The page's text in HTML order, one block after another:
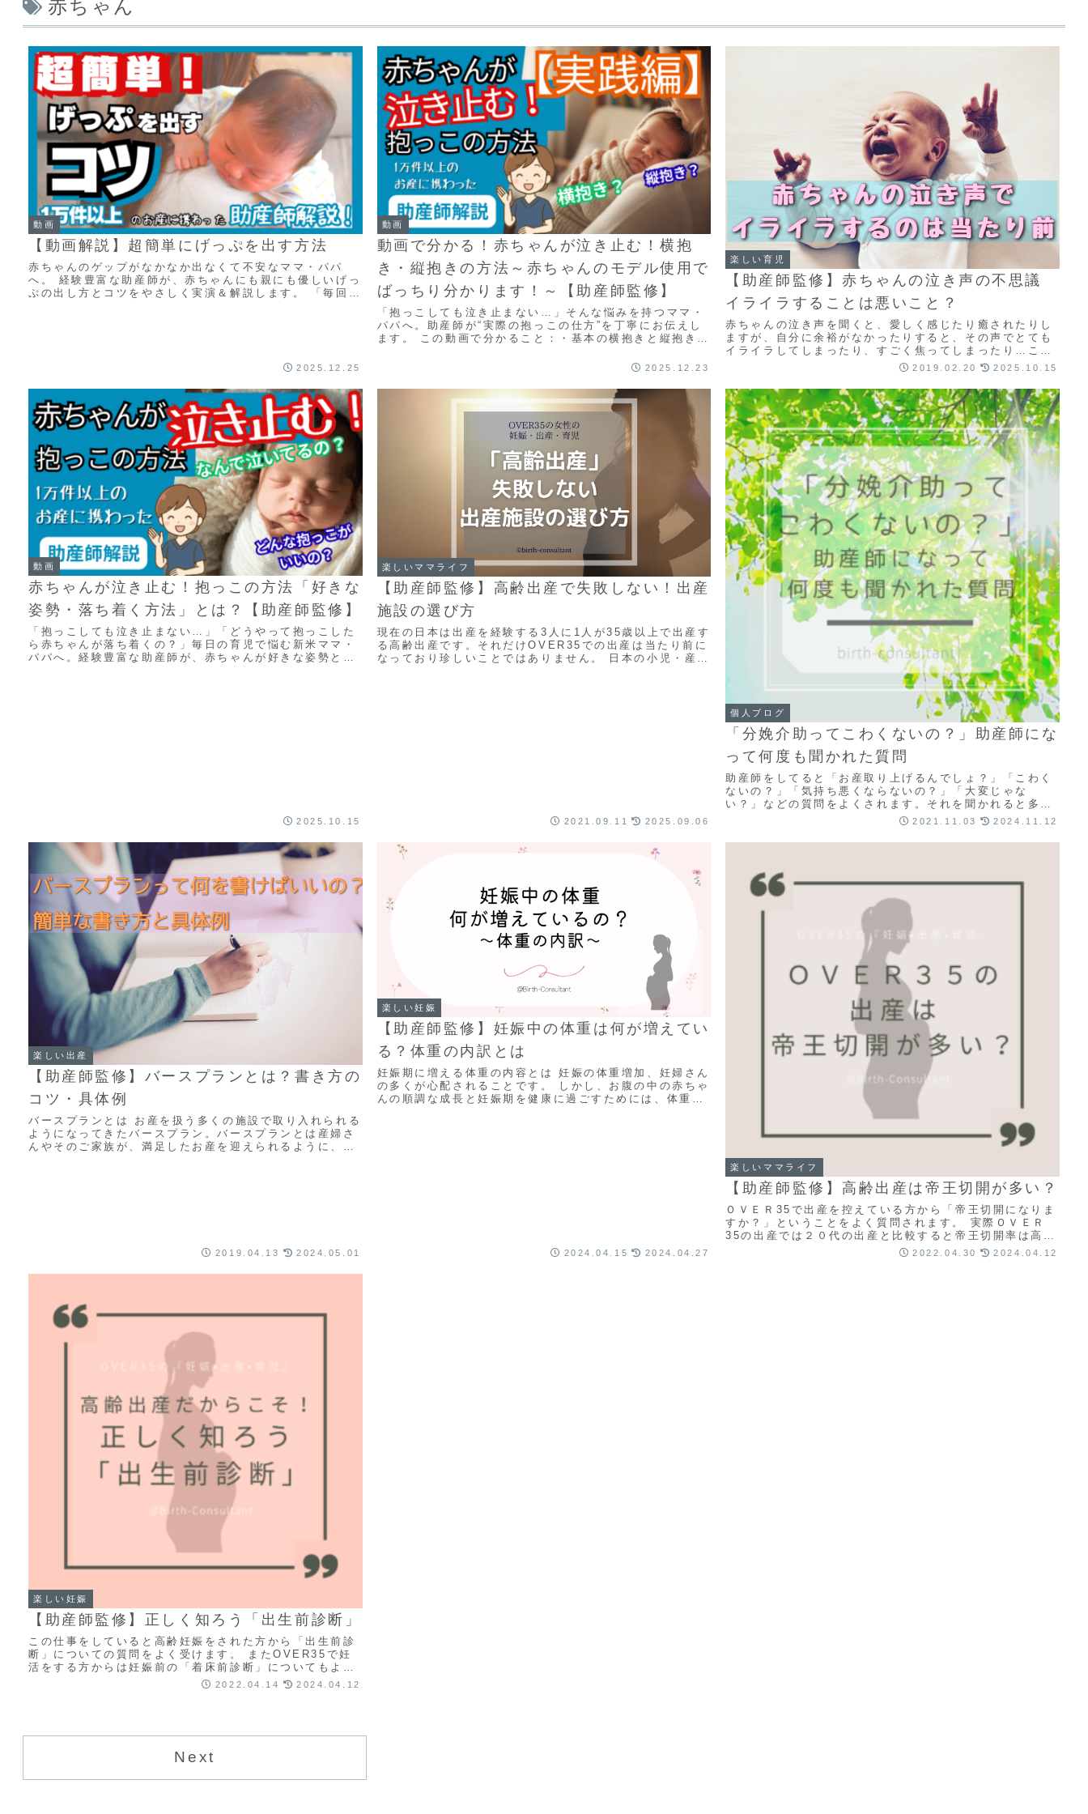
赤ちゃん
動画
【動画解説】超簡単にげっぷを出す方法
赤ちゃんのゲップがなかなか出なくて不安なママ・パパ
へ。 経験豊富な助産師が、赤ちゃんにも親にも優しいげっ
ぷの出し方とコツをやさしく実演＆解説します。 「毎回げ
2025.12.25
動画
動画で分かる！赤ちゃんが泣き止む！横抱
き・縦抱きの方法～赤ちゃんのモデル使用で
ばっちり分かります！～【助産師監修】
「抱っこしても泣き止まない…」そんな悩みを持つママ・
パパへ。助産師が“実際の抱っこの仕方”を丁寧にお伝えし
ます。 この動画で分かること：・基本の横抱きと縦抱きの
2025.12.23
楽しい育児
【助産師監修】赤ちゃんの泣き声の不思議
イライラすることは悪いこと？
赤ちゃんの泣き声を聞くと、愛しく感じたり癒されたりし
ますが、自分に余裕がなかったりすると、その声でとても
イライラしてしまったり、すごく焦ってしまったり…こん
なことありますよね。 子どもの泣き声、特に赤...
2019.02.20 2025.10.15
動画
赤ちゃんが泣き止む！抱っこの方法「好きな
姿勢・落ち着く方法」とは？【助産師監修】
「抱っこしても泣き止まない…」「どうやって抱っこした
ら赤ちゃんが落ち着くの？」毎日の育児で悩む新米ママ・
パパへ。経験豊富な助産師が、赤ちゃんが好きな姿勢と落
2025.10.15
楽しいママライフ
【助産師監修】高齢出産で失敗しない！出産
施設の選び方
現在の日本は出産を経験する3人に1人が35歳以上で出産す
る高齢出産です。それだけOVER35での出産は当たり前に
なっており珍しいことではありません。 日本の小児・産科
2021.09.11 2025.09.06
個人ブログ
「分娩介助ってこわくないの？」助産師にな
って何度も聞かれた質問
助産師をしてると「お産取り上げるんでしょ？」「こわく
ないの？」「気持ち悪くならないの？」「大変じゃな
い？」などの質問をよくされます。それを聞かれると多く
の方はお産の現場をとても「こわい」「異質」なもの...
2021.11.03 2024.11.12
楽しい出産
【助産師監修】バースプランとは？書き方の
コツ・具体例
バースプランとは お産を扱う多くの施設で取り入れられる
ようになってきたバースプラン。バースプランとは産婦さ
んやそのご家族が、満足したお産を迎えられるように、自
2019.04.13 2024.05.01
楽しい妊娠
【助産師監修】妊娠中の体重は何が増えてい
る？体重の内訳とは
妊娠期に増える体重の内容とは 妊娠の体重増加、妊婦さん
の多くが心配されることです。 しかし、お腹の中の赤ちゃ
んの順調な成長と妊娠期を健康に過ごすためには、体重増
2024.04.15 2024.04.27
楽しいママライフ
【助産師監修】高齢出産は帝王切開が多い？
ＯＶＥＲ35で出産を控えている方から「帝王切開になりま
すか？」ということをよく質問されます。 実際ＯＶＥＲ
35の出産では２０代の出産と比較すると帝王切開率は高く
なります。 しかしＯＶＥＲ３５の方全員が...
2022.04.30 2024.04.12
楽しい妊娠
【助産師監修】正しく知ろう「出生前診断」
この仕事をしていると高齢妊娠をされた方から「出生前診
断」についての質問をよく受けます。 またOVER35で妊
活をする方からは妊娠前の「着床前診断」についてもよく
聞かれます。 どちらも最近では耳馴染みが...
2022.04.14 2024.04.12
Next